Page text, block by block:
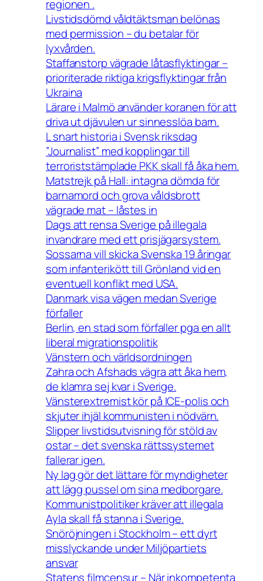
regionen .
Livstidsdömd våldtäktsman belönas
med permission – du betalar för
lyxvården.
Staffanstorp vägrade låtasflyktingar –
prioriterade riktiga krigsflyktingar från
Ukraina
Lärare i Malmö använder koranen för att
driva ut djävulen ur sinnesslöa barn.
L snart historia i Svensk riksdag
”Journalist” med kopplingar till
terroriststämplade PKK skall få åka hem.
Matstrejk på Hall: intagna dömda för
barnamord och grova våldsbrott
vägrade mat – låstes in
Dags att rensa Sverige på illegala
invandrare med ett prisjägarsystem.
Sossarna vill skicka Svenska 19 åringar
som infanterikött till Grönland vid en
eventuell konflikt med USA.
Danmark visa vägen medan Sverige
förfaller
Berlin, en stad som förfaller pga en allt
liberal migrationspolitik
Vänstern och världsordningen
Zahra och Afshads vägra att åka hem,
de klamra sej kvar i Sverige.
Vänsterextremist kör på ICE-polis och
skjuter ihjäl kommunisten i nödvärn.
Slipper livstidsutvisning för stöld av
ostar – det svenska rättssystemet
fallerar igen.
Ny lag gör det lättare för myndigheter
att lägg pussel om sina medborgare.
Kommunistpolitiker kräver att illegala
Ayla skall få stanna i Sverige.
Snöröjningen i Stockholm – ett dyrt
misslyckande under Miljöpartiets
ansvar
Statens filmcensur – När inkompetenta